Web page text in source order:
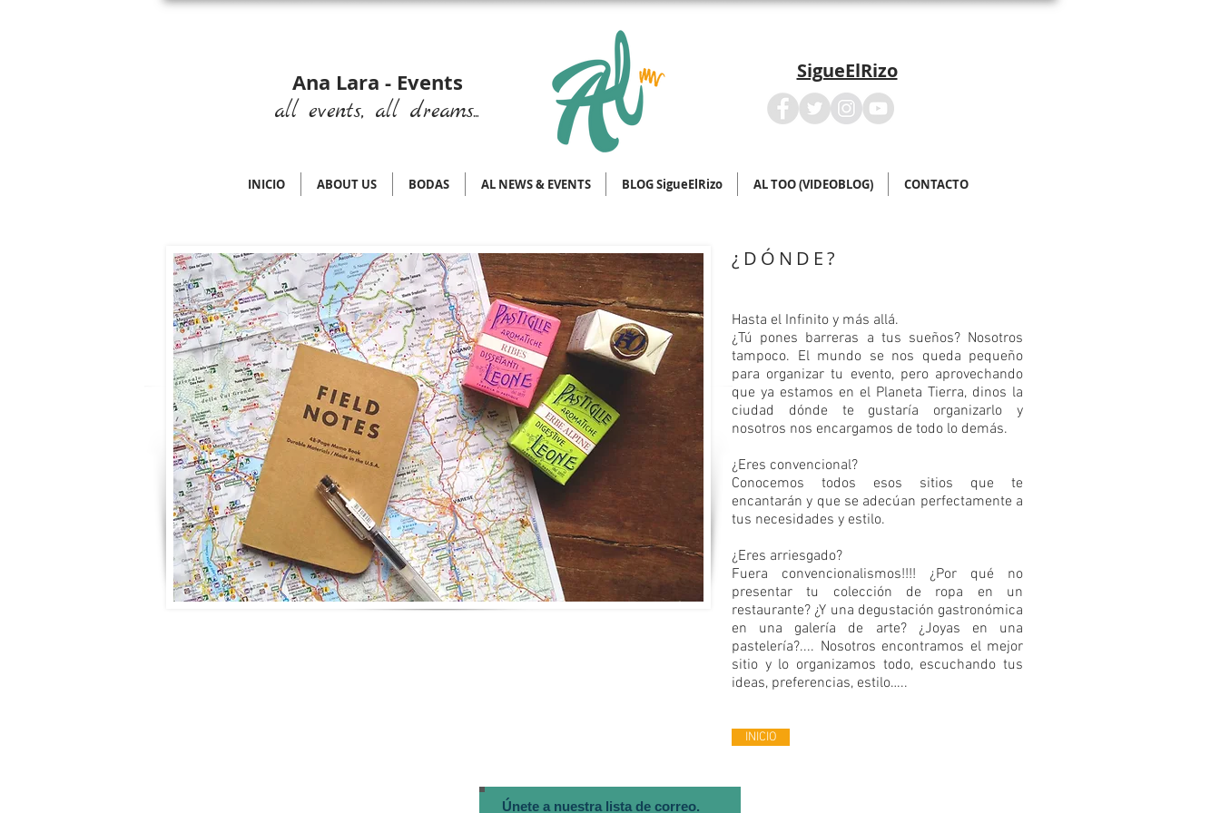
all events, all dreams...
Ana Lara - Events SigueElRizo
INICIO ABOUT US BODAS AL NEWS & EVENTS BLOG SigueElRizo AL TOO (VIDEOBLOG) CONTACTO
¿DÓNDE?
Hasta el Infinito y más allá.
¿Tú pones barreras a tus sueños? Nosotros
tampoco. El mundo se nos queda pequeño
para organizar tu evento, pero aprovechando
que ya estamos en el Planeta Tierra, dinos la
ciudad dónde te gustaría organizarlo y
nosotros nos encargamos de todo lo demás.
¿Eres convencional?
Conocemos todos esos sitios que te
encantarán y que se adecúan perfectamente a
tus necesidades y estilo.
¿Eres arriesgado?
Fuera convencionalismos!!!! ¿Por qué no
presentar tu colección de ropa en un
restaurante? ¿Y una degustación gastronómica
en una galería de arte? ¿Joyas en una
pastelería?.... Nosotros encontramos el mejor
sitio y lo organizamos todo, escuchando tus
ideas, preferencias, estilo…..
INICIO
Únete a nuestra lista de correo.